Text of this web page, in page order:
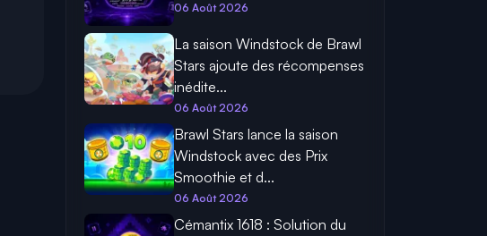
06 Août 2026
La saison Windstock de Brawl
Stars ajoute des récompenses
inédite...
06 Août 2026
Brawl Stars lance la saison
Windstock avec des Prix
Smoothie et d...
06 Août 2026
Cémantix 1618 : Solution du